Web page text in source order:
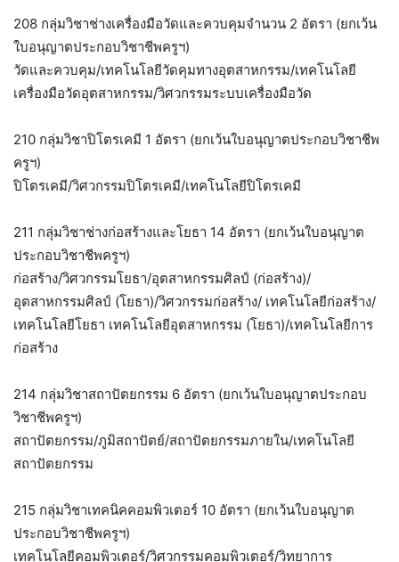
208 กลุ่มวิชาช่างเครื่องมือวัดและควบคุมจำนวน 2 อัตรา (ยกเว้น
ใบอนุญาตประกอบวิชาชีพครูฯ)
วัดและควบคุม/เทคโนโลยีวัดคุมทางอุตสาหกรรม/เทคโนโลยี
เครื่องมือวัดอุตสาหกรรม/วิศวกรรมระบบเครื่องมือวัด
210 กลุ่มวิชาปิโตรเคมี 1 อัตรา (ยกเว้นใบอนุญาตประกอบวิชาชีพ
ครูฯ)
ปิโตรเคมี/วิศวกรรมปิโตรเคมี/เทคโนโลยีปิโตรเคมี
211 กลุ่มวิชาช่างก่อสร้างและโยธา 14 อัตรา (ยกเว้นใบอนุญาต
ประกอบวิชาชีพครูฯ)
ก่อสร้าง/วิศวกรรมโยธา/อุตสาหกรรมศิลป์ (ก่อสร้าง)/
อุตสาหกรรมศิลป์ (โยธา)/วิศวกรรมก่อสร้าง/ เทคโนโลยีก่อสร้าง/
เทคโนโลยีโยธา เทคโนโลยีอุตสาหกรรม (โยธา)/เทคโนโลยีการ
ก่อสร้าง
214 กลุ่มวิชาสถาปัตยกรรม 6 อัตรา (ยกเว้นใบอนุญาตประกอบ
วิชาชีพครูฯ)
สถาปัตยกรรม/ภูมิสถาปัตย์/สถาปัตยกรรมภายใน/เทคโนโลยี
สถาปัตยกรรม
215 กลุ่มวิชาเทคนิคคอมพิวเตอร์ 10 อัตรา (ยกเว้นใบอนุญาต
ประกอบวิชาชีพครูฯ)
เทคโนโลยีคอมพิวเตอร์/วิศวกรรมคอมพิวเตอร์/วิทยาการ